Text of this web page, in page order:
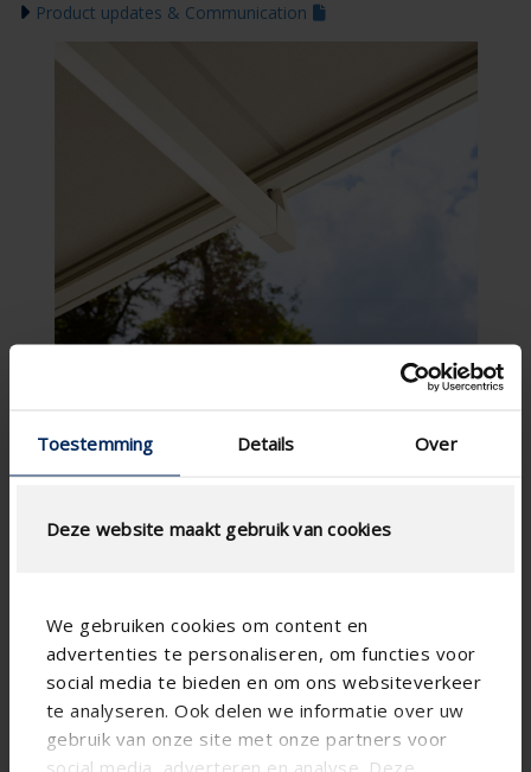
Toestemming Details Over
Deze website maakt gebruik van cookies
We gebruiken cookies om content en
advertenties te personaliseren, om functies voor
social media te bieden en om ons websiteverkeer
te analyseren. Ook delen we informatie over uw
gebruik van onze site met onze partners voor
social media, adverteren en analyse. Deze
Product updates & Communication